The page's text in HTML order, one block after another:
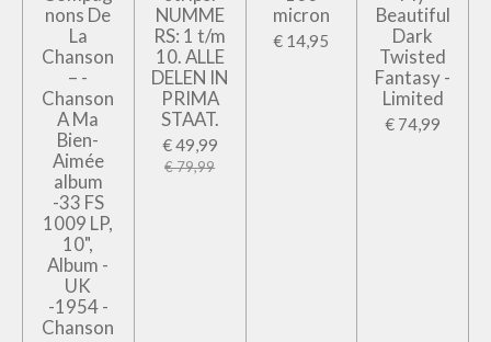
nons De
La
Chanson
– -
Chanson
A Ma
Bien-
Aimée
album
-33 FS
1009 LP,
10",
Album -
UK
-1954 -
Chanson
NUMME
RS: 1 t/m
10. ALLE
DELEN IN
PRIMA
STAAT.
€ 49,99
€ 79,99
micron
€ 14,95
Beautiful
Dark
Twisted
Fantasy -
Limited
€ 74,99